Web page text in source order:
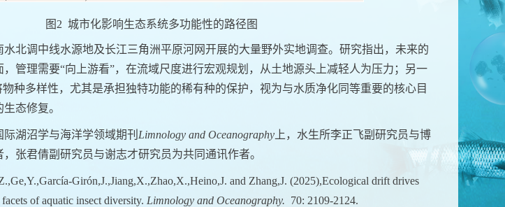
图 2 城市化影响生态系统多功能性的路径图
水北调中线水源地及长江三角洲平原河网开展的大量野外实地调查。 研究指出，未来的
，管理需要“向上游看”，在流域尺度进行宏观规划，从土地源头上减轻人为压力；另一
物种多样性，尤其是承担独特功能的稀有种的保护，视为与水质净化同等重要的核心目
态修复。
湖沼学与海洋学领域期刊 Limnology and Oceanography 上，水生所李正飞副研究员与博
张君倩副研究员与谢志才研究员为共同通讯作者。
Girón,J.,Jiang,X.,Zhao,X.,Heino,J. and Zhang,J. (2025),Ecological drift drives
of aquatic insect diversity. Limnology and Oceanography. 70: 2109-2124.